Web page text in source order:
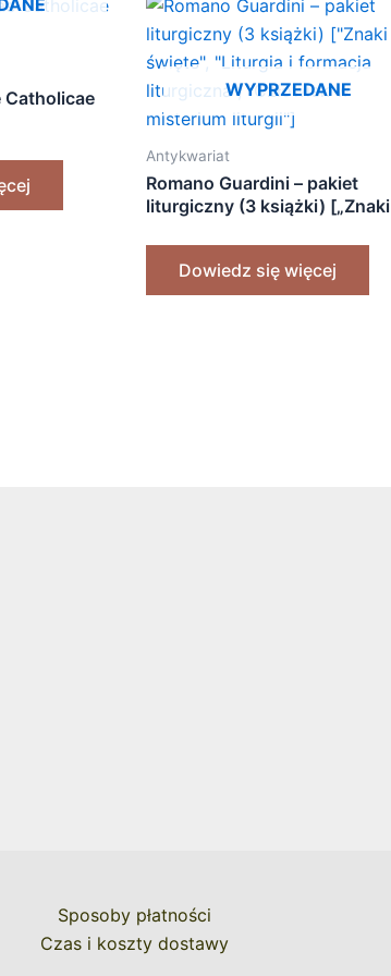
Catholicae
WYPRZEDANE
Antykwariat
Romano Guardini – pakiet
liturgiczny (3 książki) [„Znaki
liturgiczna”, „Człowiek w
misterium liturgii”]
Dowiedz się więcej
Sposoby płatności
Czas i koszty dostawy